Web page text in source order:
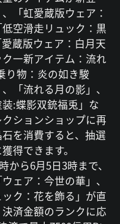
「虹愛蔵版ウェア：
空滑走リュック：黒
蔵版ウェア：白月天
一新アイテム：流れ
り物：炎の如き駿
「流れる月の影」、
装:蝶影双銃福兎」な
ションショップに再
を消費すると、抽選
得できます。
から6月5日3時まで、
ェア：今世の華」、
ック：花を飾る」が直
済金額のランクに応